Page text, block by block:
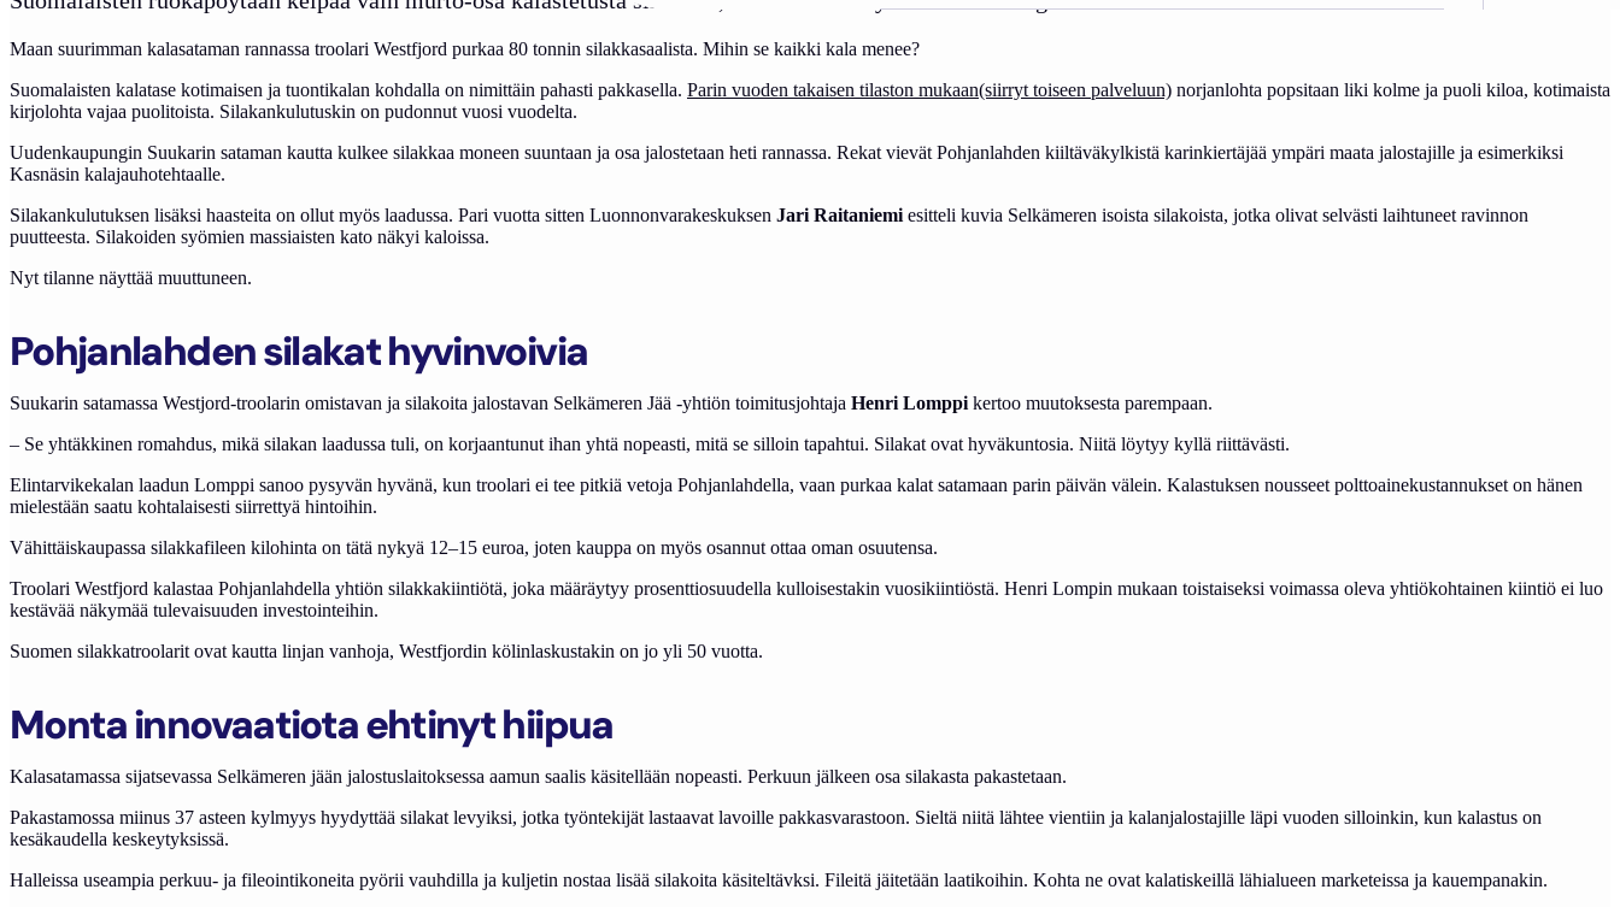
Maan suurimman kalasataman rannassa troolari Westfjord purkaa 80 tonnin silakkasaalista. Mihin se kaikki kala menee?
Suomalaisten kalatase kotimaisen ja tuontikalan kohdalla on nimittäin pahasti pakkasella. Parin vuoden takaisen tilaston mukaan(siirryt toiseen palveluun) norjanlohta popsitaan liki kolme ja puoli kiloa, kotimaista
kirjolohta vajaa puolitoista. Silakankulutuskin on pudonnut vuosi vuodelta.
Uudenkaupungin Suukarin sataman kautta kulkee silakkaa moneen suuntaan ja osa jalostetaan heti rannassa. Rekat vievät Pohjanlahden kiiltäväkylkistä karinkiertäjää ympäri maata jalostajille ja esimerkiksi
Kasnäsin kalajauhotehtaalle.
Silakankulutuksen lisäksi haasteita on ollut myös laadussa. Pari vuotta sitten Luonnonvarakeskuksen Jari Raitaniemi esitteli kuvia Selkämeren isoista silakoista, jotka olivat selvästi laihtuneet ravinnon
puutteesta. Silakoiden syömien massiaisten kato näkyi kaloissa.
Nyt tilanne näyttää muuttuneen.
Pohjanlahden silakat hyvinvoivia
Suukarin satamassa Westjord-troolarin omistavan ja silakoita jalostavan Selkämeren Jää -yhtiön toimitusjohtaja Henri Lomppi kertoo muutoksesta parempaan.
– Se yhtäkkinen romahdus, mikä silakan laadussa tuli, on korjaantunut ihan yhtä nopeasti, mitä se silloin tapahtui. Silakat ovat hyväkuntosia. Niitä löytyy kyllä riittävästi.
Elintarvikekalan laadun Lomppi sanoo pysyvän hyvänä, kun troolari ei tee pitkiä vetoja Pohjanlahdella, vaan purkaa kalat satamaan parin päivän välein. Kalastuksen nousseet polttoainekustannukset on hänen
mielestään saatu kohtalaisesti siirrettyä hintoihin.
Vähittäiskaupassa silakkafileen kilohinta on tätä nykyä 12–15 euroa, joten kauppa on myös osannut ottaa oman osuutensa.
Troolari Westfjord kalastaa Pohjanlahdella yhtiön silakkakiintiötä, joka määräytyy prosenttiosuudella kulloisestakin vuosikiintiöstä. Henri Lompin mukaan toistaiseksi voimassa oleva yhtiökohtainen kiintiö ei luo
kestävää näkymää tulevaisuuden investointeihin.
Suomen silakkatroolarit ovat kautta linjan vanhoja, Westfjordin kölinlaskustakin on jo yli 50 vuotta.
Monta innovaatiota ehtinyt hiipua
Kalasatamassa sijatsevassa Selkämeren jään jalostuslaitoksessa aamun saalis käsitellään nopeasti. Perkuun jälkeen osa silakasta pakastetaan.
Pakastamossa miinus 37 asteen kylmyys hyydyttää silakat levyiksi, jotka työntekijät lastaavat lavoille pakkasvarastoon. Sieltä niitä lähtee vientiin ja kalanjalostajille läpi vuoden silloinkin, kun kalastus on
kesäkaudella keskeytyksissä.
Halleissa useampia perkuu- ja fileointikoneita pyörii vauhdilla ja kuljetin nostaa lisää silakoita käsiteltävksi. Fileitä jäitetään laatikoihin. Kohta ne ovat kalatiskeillä lähialueen marketeissa ja kauempanakin.